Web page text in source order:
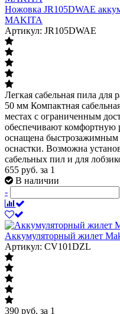
Ножовка JR105DWAE
MAKITA
Артикул: JR105DWAE
Легкая сабельная пила для
50 мм Компактная
местах с ограниченным
обеспечивают
оснащена быстрозажимным
оснастки. Возможна
сабельных пил и для
655 руб. за 1
В наличии
-
Аккумуляторный жилет
Артикул: CV101DZL
390 руб. за 1